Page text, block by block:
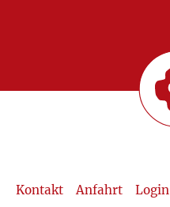
Kontakt Anfahrt Login